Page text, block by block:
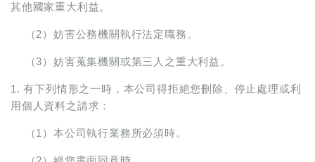
其他國家重大利益。
（2）妨害公務機關執行法定職務。
（3）妨害蒐集機關或第三人之重大利益。
1. 有下列情形之一時，本公司得拒絕您刪除、停止處理或利
用個人資料之請求：
（1）本公司執行業務所必須時。